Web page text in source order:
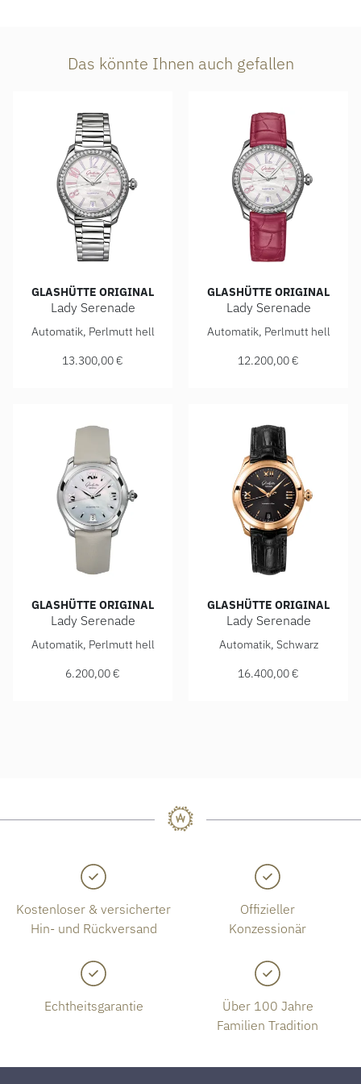
Das könnte Ihnen auch gefallen
GLASHÜTTE ORIGINAL
Lady Serenade
Glashütte Original Lady Serenade, Ref: 1-39-22-22-22-
Automatik, Perlmutt hell
13.300,00 €
GLASHÜTTE ORIGINAL
Lady Serenade
Glashütte Original Lady
Automatik, Perlmutt hell
12.200,00 €
GLASHÜTTE ORIGINAL
Lady Serenade
Glashütte Original Lady Serenade, Ref: 1-39-22-08-02-
Automatik, Perlmutt hell
6.200,00 €
GLASHÜTTE ORIGINAL
Lady Serenade
Glashütte Original Lady
Automatik, Schwarz
16.400,00 €
Kostenloser & versicherter
Hin- und Rückversand
Offizieller
Konzessionär
Echtheitsgarantie
Über 100 Jahre
Familien Tradition